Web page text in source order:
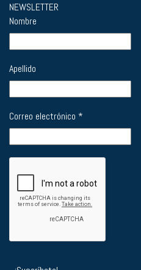
NEWSLETTER
Nombre
Apellido
Correo electrónico *